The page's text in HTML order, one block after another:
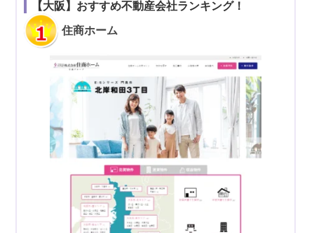
【大阪】おすすめ不動産会社ランキング！
住商ホーム